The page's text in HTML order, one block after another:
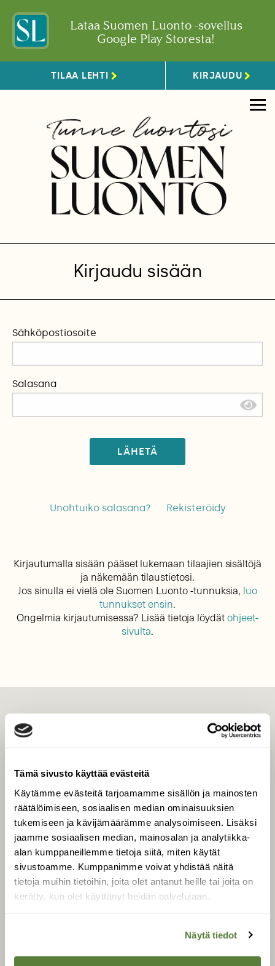
Tämä sivusto käyttää evästeitä
Käytämme evästeitä tarjoamamme sisällön ja mainosten
räätälöimiseen, sosiaalisen median ominaisuuksien
tukemiseen ja kävijämäärämme analysoimiseen. Lisäksi
jaamme sosiaalisen median, mainosalan ja analytiikka-
alan kumppaneillemme tietoja siitä, miten käytät
sivustoamme. Kumppanimme voivat yhdistää näitä
tietoja muihin tietoihin, joita olet antanut heille tai joita on
kerätty, kun olet käyttänyt heidän palvelujaan.
Näytä tiedot
Lataa Suomen Luonto -sovellus
Google Play Storesta!
TILAA LEHTI KIRJAUDU
Kirjaudu sisään
Sähköpostiosoite
Salasana
LÄHETÄ
Unohtuiko salasana? Rekisteröidy
Kirjautumalla sisään pääset lukemaan tilaajien sisältöjä
ja näkemään tilaustietosi.
Jos sinulla ei vielä ole Suomen Luonto -tunnuksia, luo
tunnukset ensin.
Ongelmia kirjautumisessa? Lisää tietoja löydätohjeet-
sivulta.
Tilaa digilukuoikeus
Äänestä parasta juttua
Tilaa uutiskirje
SUOMEN LUONNON­
SUOJELU­LIITTO
Suomen Luonto -lehden
luonnonsuojelu­liitto.